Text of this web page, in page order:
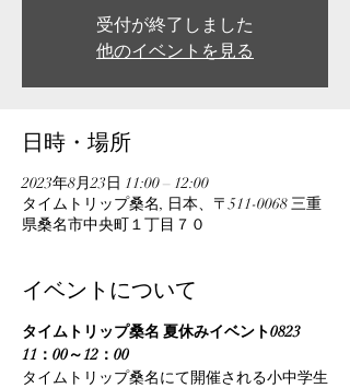
受付が終了しました
他のイベントを見る
日時・場所
2023年8月23日 11:00 – 12:00
タイムトリップ桑名, 日本、〒511-0068 三重
県桑名市中央町１丁目７０
イベントについて
タイムトリップ桑名 夏休みイベント0823
11：00～12：00
タイムトリップ桑名にて開催される小中学生